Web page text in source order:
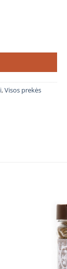
JUODAS 20L
,Visos prekės